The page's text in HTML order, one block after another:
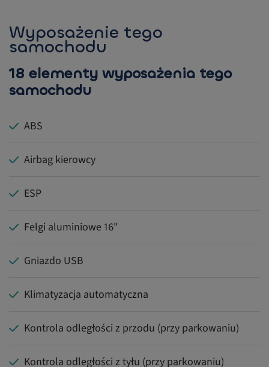
Wyposażenie tego
samochodu
18 elementy wyposażenia tego
samochodu
ABS
Airbag kierowcy
ESP
Felgi aluminiowe 16"
Gniazdo USB
Klimatyzacja automatyczna
Kontrola odległości z przodu (przy parkowaniu)
Kontrola odległości z tyłu (przy parkowaniu)